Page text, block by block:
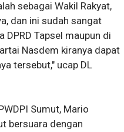
sebagai Wakil Rakyat,
dan ini sudah sangat
DPRD Tapsel maupun di
Nasdem kiranya dapat
tersebut," ucap DL
Sumut, Mario
bersuara dengan